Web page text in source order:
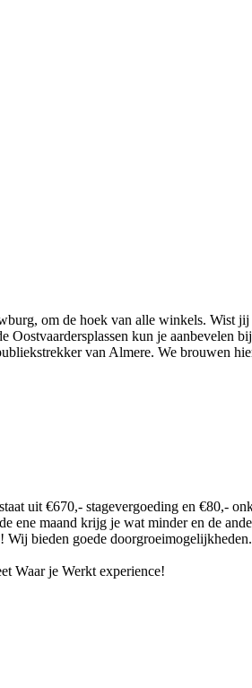
om de hoek van alle winkels. Wist
kun je aanbevelen
van Almere. We brouwen
uit €670,- stagevergoeding en €80,-
ene maand krijg je wat minder en de
Wij bieden goede doorgroeimogelijkheden.
Waar je Werkt experience!